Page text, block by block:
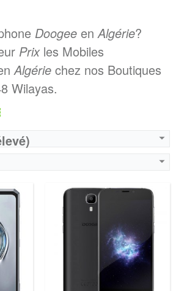
Doogee enAlgérie?
Prixles Mobiles
Algérie chez nos Boutiques
Wilayas.